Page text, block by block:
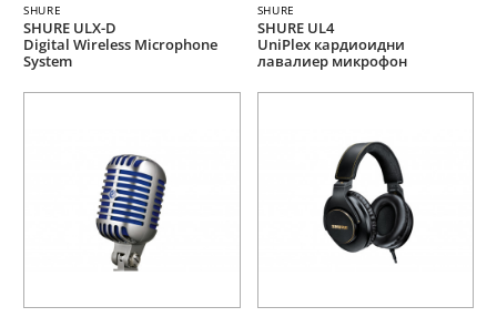
SHURE
SHURE ULX-D
Digital Wireless Microphone
System
SHURE
SHURE UL4
UniPlex кардиоидни
лавалиер микрофон